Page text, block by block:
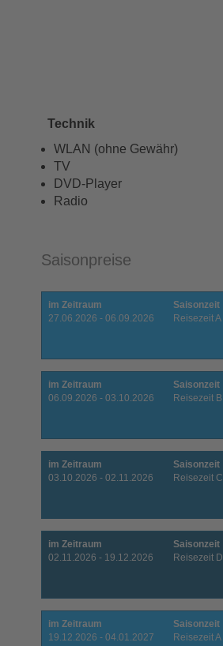
Technik
WLAN (ohne Gewähr)
TV
DVD-Player
Radio
Saisonpreise
im Zeitraum
27.06.2026 - 06.09.2026
Saisonzeit
Reisezeit A
im Zeitraum
06.09.2026 - 03.10.2026
Saisonzeit
Reisezeit B
im Zeitraum
03.10.2026 - 02.11.2026
Saisonzeit
Reisezeit C
im Zeitraum
02.11.2026 - 19.12.2026
Saisonzeit
Reisezeit D
im Zeitraum
19.12.2026 - 04.01.2027
Saisonzeit
Reisezeit A